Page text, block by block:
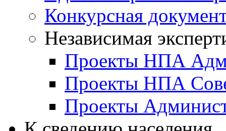
Конкурсная
Независимая
Проекты НПА
Проекты НПА
Проекты